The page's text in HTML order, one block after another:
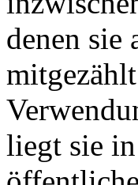
denen sie
liegt sie